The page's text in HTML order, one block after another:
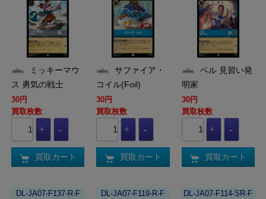
ス 勇気の戦士
30円
買取枚数
買取カート
サファイア・
コイル(Foil)
30円
買取枚数
買取カート
明家
30円
買取枚数
買取カート
DL-JA07-F137-R-F DL-JA07-F119-R-F DL-JA07-F114-SR-F